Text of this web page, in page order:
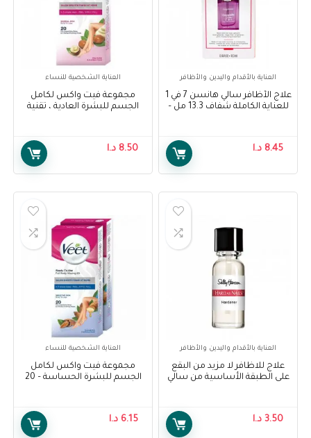
العناية بالأقدام واليدين والأظافر
علاج الأظافر سالي هانسن 7 في 1
للعناية الكاملة شفاف 13.3 مل –
8.45 د.ا
العناية الشخصية للنساء
مجموعة فيت واكس لكامل
الجسم للبشرة العادية ، تقنية
Normal Skin, Easy-Gelwax
Technology 20 strips8.50 د.ا
العناية بالأقدام واليدين والأظافر
علاج للاظافر لا مزيد من البقع
على الطبقة الأساسية من سالي
3.50 د.ا
العناية الشخصية للنساء
مجموعة فيت واكس لكامل
الجسم للبشرة الحساسة – 20
6.15 د.ا